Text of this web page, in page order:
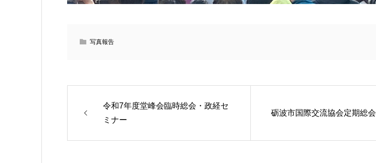
写真報告
令和7年度堂峰会臨時総会・政経セ
ミナー
砺波市国際交流協会定期総会